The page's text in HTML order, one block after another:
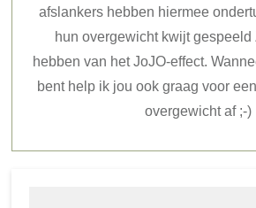
afslankers hebben hiermee
hun overgewicht kwijt gespeeld
hebben van het JoJO-effect.
bent help ik jou ook graag voor
overgewicht af ;-)